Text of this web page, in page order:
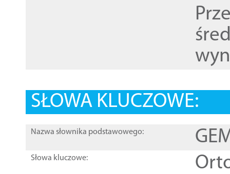
SŁOWA KLUCZOWE:
Nazwa słownika podstawowego:
Słowa kluczowe: